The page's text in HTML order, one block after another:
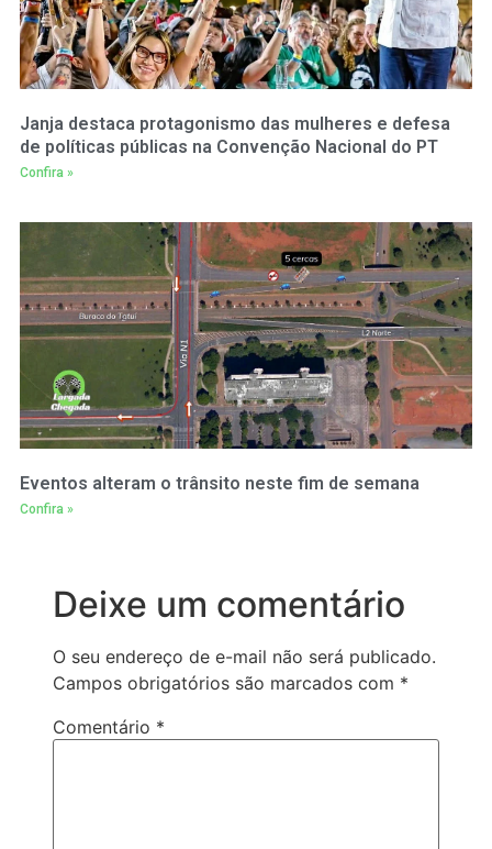
Janja destaca protagonismo das mulheres e defesa
de políticas públicas na Convenção Nacional do PT
Confira »
Eventos alteram o trânsito neste fim de semana
Confira »
Deixe um comentário
O seu endereço de e-mail não será publicado.
Campos obrigatórios são marcados com *
Comentário *